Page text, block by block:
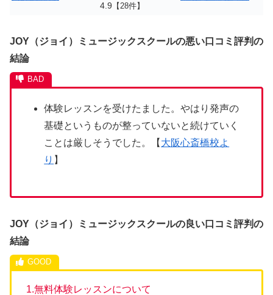
4.9 【28件】
JOY（ジョイ）ミュージックスクールの悪い口コミ評判の
結論
体験レッスンを受けたました。やはり発声の
基礎というものが整っていないと続けていく
ことは厳しそうでした。【 大阪心斎橋校よ
り 】
JOY（ジョイ）ミュージックスクールの良い口コミ評判の
結論
1.無料体験レッスンについて